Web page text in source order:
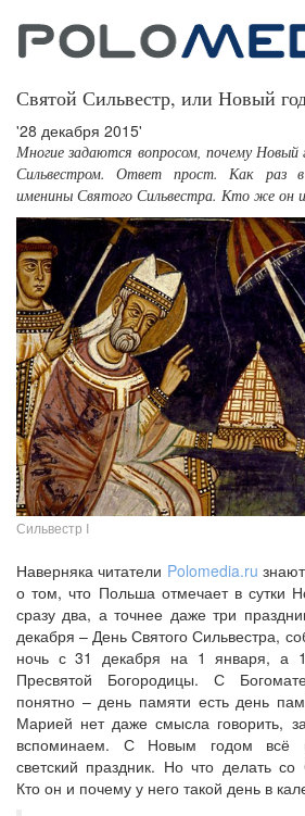
Святой Сильвестр, или Новый
'28 декабря 2015'
Многие задаются вопросом, почему Новый
Сильвестром. Ответ прост. Как раз
именины Святого Сильвестра. Кто же он
Сильвестр I
Наверняка читатели Polomedia.ru
о том, что Польша отмечает в сутки
сразу два, а точнее даже три
декабря – День Святого Сильвестра,
ночь с 31 декабря на 1 января, а
Пресвятой Богородицы. С
понятно – день памяти есть день
Марией нет даже смысла говорить,
вспоминаем. С Новым годом всё
светский праздник. Но что делать
Кто он и почему у него такой день в